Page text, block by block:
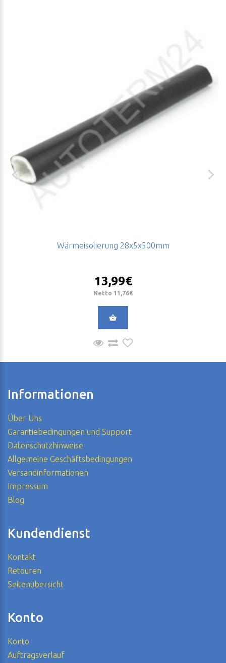
Wärmeisolierung 28x5x500mm
13,99€
Netto 11,76€
Informationen
Über Uns
Garantiebedingungen und Support
Datenschutzhinweise
Allgemeine Geschäftsbedingungen
Versandinformationen
Impressum
Blog
Kundendienst
Kontakt
Retouren
Seitenübersicht
Konto
Konto
Auftragsverlauf